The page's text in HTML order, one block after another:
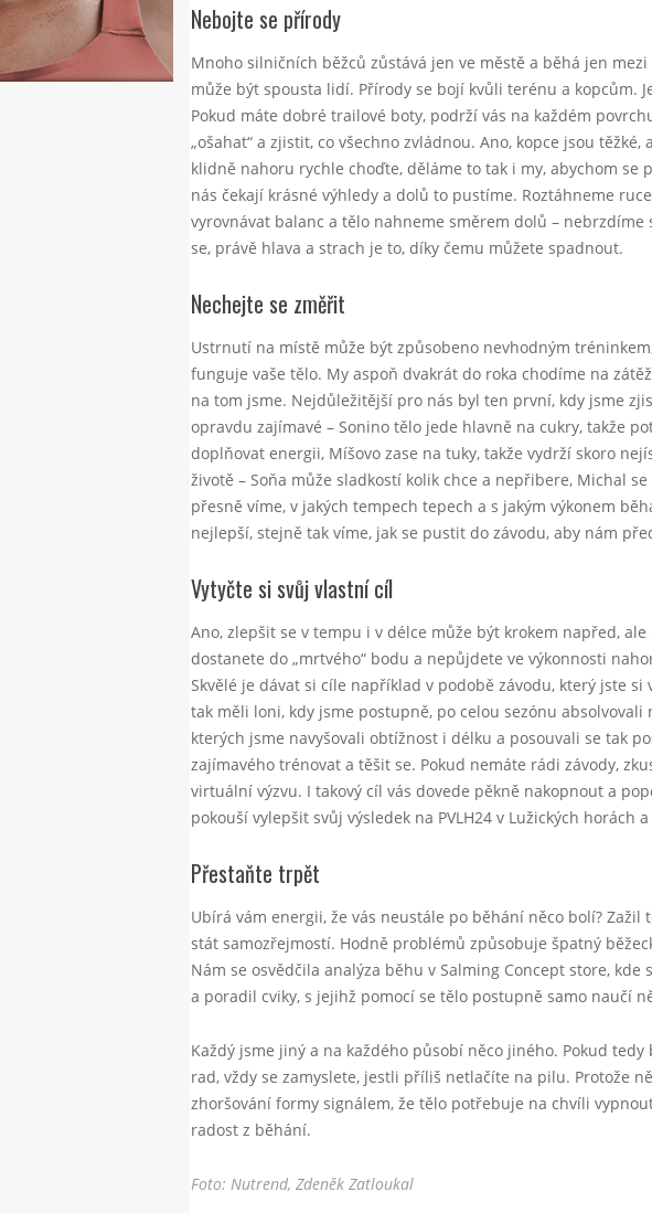
Nebojte se přírody
Mnoho silničních běžců zůstává jen ve městě a běhá jen
může být spousta lidí. Přírody se bojí kvůli terénu a kopcům.
Pokud máte dobré trailové boty, podrží vás na každém
„ošahat“ a zjistit, co všechno zvládnou. Ano, kopce jsou
klidně nahoru rychle choďte, děláme to tak i my, abychom se
nás čekají krásné výhledy a dolů to pustíme. Roztáhneme
vyrovnávat balanc a tělo nahneme směrem dolů – nebrzdíme
se, právě hlava a strach je to, díky čemu můžete spadnout.
Nechejte se změřit
Ustrnutí na místě může být způsobeno nevhodným
funguje vaše tělo. My aspoň dvakrát do roka chodíme na
na tom jsme. Nejdůležitější pro nás byl ten první, kdy jsme
opravdu zajímavé – Sonino tělo jede hlavně na cukry, takže
doplňovat energii, Míšovo zase na tuky, takže vydrží skoro
životě – Soňa může sladkostí kolik chce a nepřibere, Michal
přesně víme, v jakých tempech tepech a s jakým výkonem
nejlepší, stejně tak víme, jak se pustit do závodu, aby nám
Vytyčte si svůj vlastní cíl
Ano, zlepšit se v tempu i v délce může být krokem napřed,
dostanete do „mrtvého“ bodu a nepůjdete ve výkonnosti
Skvělé je dávat si cíle například v podobě závodu, který jste
tak měli loni, kdy jsme postupně, po celou sezónu absolvovali
kterých jsme navyšovali obtížnost i délku a posouvali se tak
zajímavého trénovat a těšit se. Pokud nemáte rádi závody,
virtuální výzvu. I takový cíl vás dovede pěkně nakopnout a
pokouší vylepšit svůj výsledek na PVLH24 v Lužických horách
Přestaňte trpět
Ubírá vám energii, že vás neustále po běhání něco bolí? Zažil
stát samozřejmostí. Hodně problémů způsobuje špatný
Nám se osvědčila analýza běhu v Salming Concept store,
a poradil cviky, s jejihž pomocí se tělo postupně samo naučí
Každý jsme jiný a na každého působí něco jiného. Pokud
rad, vždy se zamyslete, jestli příliš netlačíte na pilu. Protože
zhoršování formy signálem, že tělo potřebuje na chvíli
radost z běhání.
Foto: Nutrend, Zdeněk Zatloukal